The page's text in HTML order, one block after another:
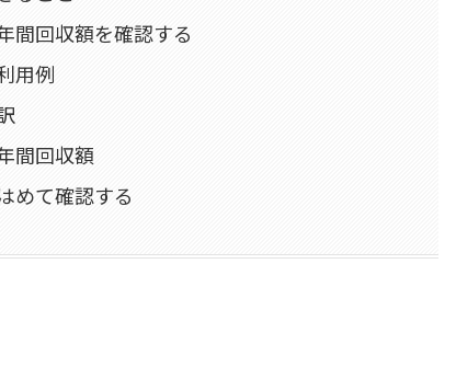
間回収額を確認する
用例
間回収額
めて確認する